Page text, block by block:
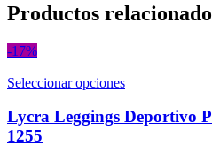
Productos
-17%
Seleccionar opciones
Lycra Leggings Deportivo
1255